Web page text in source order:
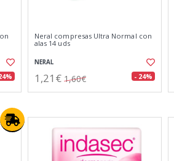
Neral compresas Ultra Normal con
alas 14 uds
NERAL
1,21€ 1,60€ - 24%